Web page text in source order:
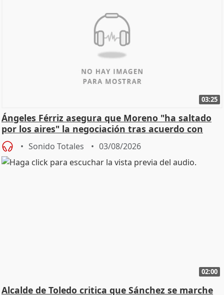
03:25
Ángeles Férriz asegura que Moreno "ha saltado
por los aires" la negociación tras acuerdo con
SMA
Sonido Totales 03/08/2026
02:00
Alcalde de Toledo critica que Sánchez se marche